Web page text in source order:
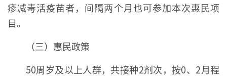
疹减毒活疫苗者，间隔两个月也可参加本次惠民项
目。
（三）惠民政策
50周岁及以上人群，共接种2剂次，按0、2月程